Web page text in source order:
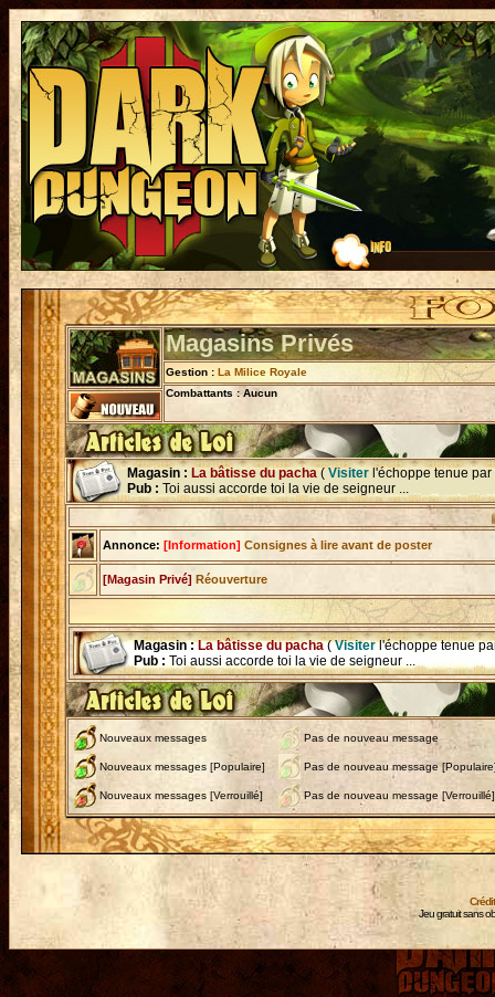
Magasins Privés
Gestion : La Milice Royale
Combattants : Aucun
Magasin : La bâtisse du pacha ( Visiter l'échoppe tenue par
Pub : Toi aussi accorde toi la vie de seigneur ...
Enchère
Annonce: [Information] Consignes à lire avant de poster
[Magasin Privé] Réouverture
Magasin :La bâtisse du pacha(Visiterl'échoppe tenue
Pub : Toi aussi accorde toi la vie de seigneur ...
Nouveaux messages Pas de nouveau message
Nouveaux messages [Populaire] Pas de nouveau message
Nouveaux messages [Verrouillé] Pas de nouveau message [Verrouillé]
Jeu gratuit sans